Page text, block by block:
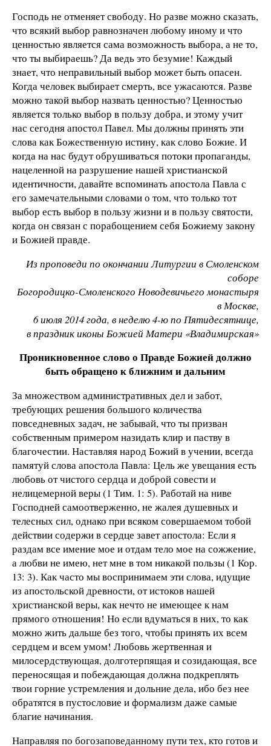
Господь не отменяет свободу. Но разве можно сказать,
что всякий выбор равнозначен любому иному и что
ценностью является сама возможность выбора, а не то,
что ты выбираешь? Да ведь это безумие! Каждый
знает, что неправильный выбор может быть опасен.
Когда человек выбирает смерть, все ужасаются. Разве
можно такой выбор назвать ценностью? Ценностью
является только выбор в пользу добра, и этому учит
нас сегодня апостол Павел. Мы должны принять эти
слова как Божественную истину, как слово Божие. И
когда на нас будут обрушиваться потоки пропаганды,
нацеленной на разрушение нашей христианской
идентичности, давайте вспоминать апостола Павла с
его замечательными словами о том, что только тот
выбор есть выбор в пользу жизни и в пользу святости,
когда он связан с порабощением себя Божиему закону
и Божией правде.
Из проповеди по окончании Литургии в Смоленском
соборе
Богородицко-Смоленского Новодевичьего монастыря
в Москве,
6 июля 2014 года, в неделю 4-ю по Пятидесятнице,
в праздник иконы Божией Матери «Владимирская»
Проникновенное слово о Правде Божией должно
быть обращено к ближним и дальним
За множеством административных дел и забот,
требующих решения большого количества
повседневных задач, не забывай, что ты призван
собственным примером назидать клир и паству в
благочестии. Наставляя народ Божий в учении, всегда
памятуй слова апостола Павла: Цель же увещания есть
любовь от чистого сердца и доброй совести и
нелицемерной веры (1 Тим. 1: 5). Работай на ниве
Господней самоотверженно, не жалея душевных и
телесных сил, однако при всяком совершаемом тобой
действии содержи в сердце завет апостола: Если я
раздам все имение мое и отдам тело мое на сожжение,
а любви не имею, нет мне в том никакой пользы (1 Кор.
13: 3). Как часто мы воспринимаем эти слова, идущие
из апостольской древности, от истоков нашей
христианской веры, как нечто не имеющее к нам
прямого отношения! Но если вдуматься в них, то как
можно жить дальше без того, чтобы принять их всем
сердцем и всем умом! Любовь жертвенная и
милосердствующая, долготерпящая и созидающая, все
переносящая и побеждающая должна подкреплять
твои горние устремления и дольние дела, ибо без нее
обратятся в пустословие и формализм даже самые
благие начинания.
Направляя по богозаповеданному пути тех, кто готов и